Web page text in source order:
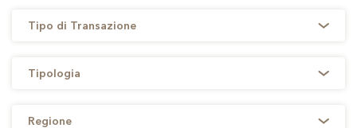
Tipo di Transazione
Tipologia
Regione